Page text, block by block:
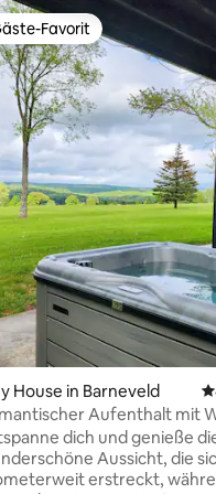
Bewertung: 4,96 von 5,
Favorit
Favorit
House in Barneveld
Aufenthalt mit
Panoramablick
dich und genieße
Aussicht, die
erstreckt,